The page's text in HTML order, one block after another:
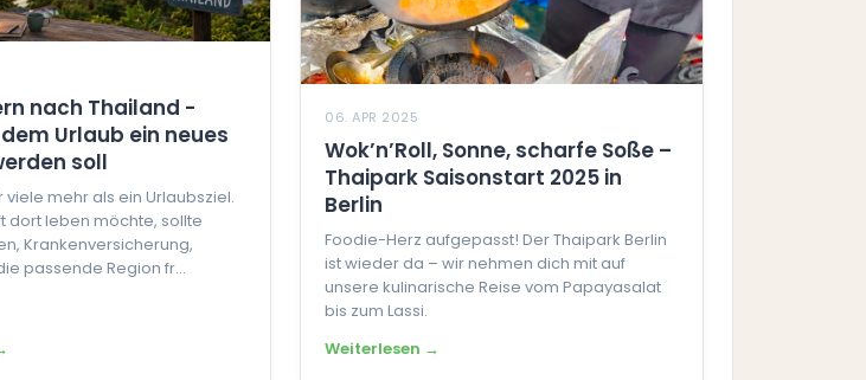
nach Thailand -
Urlaub ein neues
soll
viele mehr als ein Urlaubsziel.
dort leben möchte, sollte
Krankenversicherung,
passende Region fr...
06. APR 2025
Wok’n’Roll, Sonne, scharfe Soße –
Thaipark Saisonstart 2025 in
Berlin
Foodie-Herz aufgepasst! Der Thaipark Berlin
ist wieder da – wir nehmen dich mit auf
unsere kulinarische Reise vom Papayasalat
bis zum Lassi.
Weiterlesen →